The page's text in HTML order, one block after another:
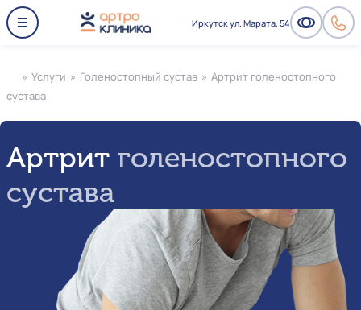
Иркутск ул. Марата, 54
» Услуги » Голеностопный сустав » Артрит голеностопного
сустава
Артрит голеностопного
сустава